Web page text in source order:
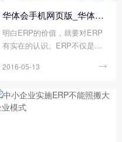
华体会手机网页版_华体会（中国） ，先思考再行动
明白ERP的价值，就要对ERP
有实在的认识。ERP不仅是员
是管理思想、IT技术和业务应
效调配的工具，而ERP的实施
却不是件容易的事，这就需要
2016-05-13 